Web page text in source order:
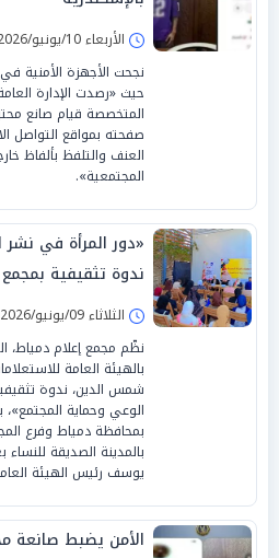
الأربعاء 10/يونيو/2026 - 04:14 م
نجحت الأجهزة الأمنية في
حيث «رصدت الإدارة
المتخصصة قيام صانع
صفحته بمواقع التواصل
العنف والتلفظ بألفاظ
المجتمعية».
«دور المرأة في
ندوة تثقيفية
الثلاثاء 09/يونيو/2026 - 04:49 م
نظّم مجمع إعلام دمياط،
بالهيئة العامة
شمس الدين، ندوة
الوعي وحماية
بمحافظة دمياط وفرع
بالمدينة الصديقة للنساء
يوسف رئيس الهيئة
الأمن يضبط صانعة